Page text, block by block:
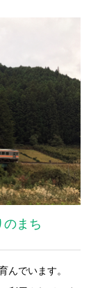
まち
でいます。